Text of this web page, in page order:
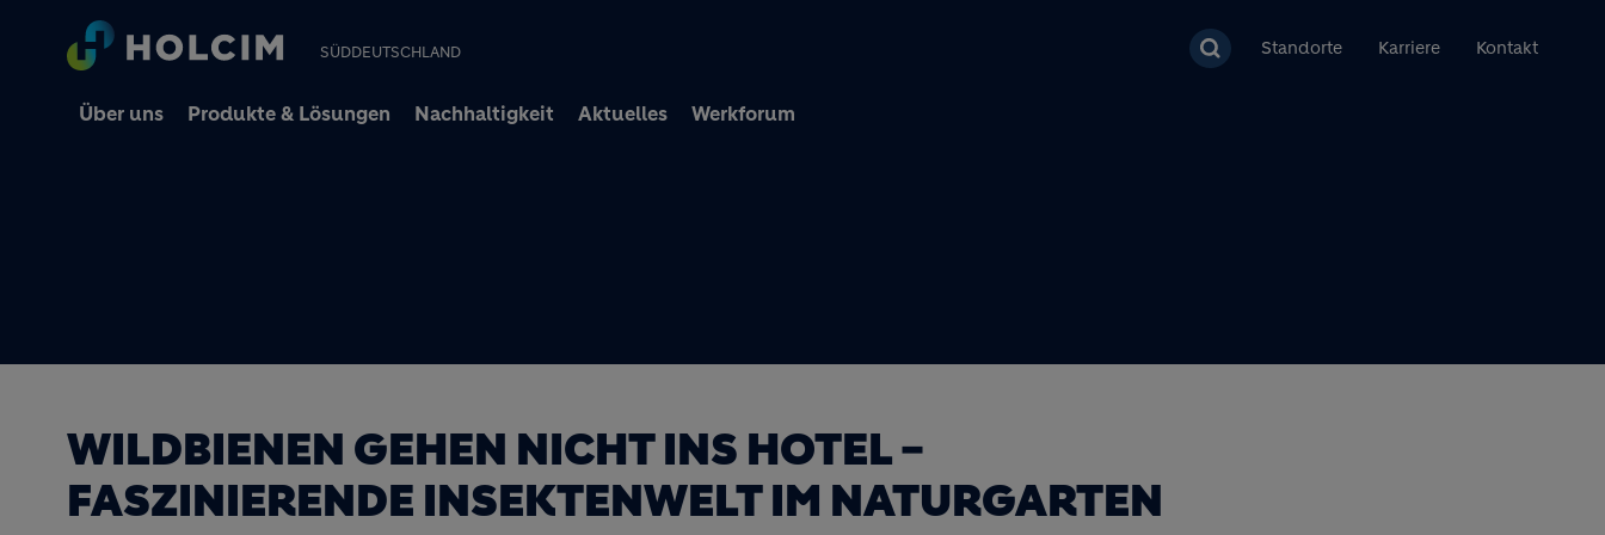
SÜDDEUTSCHLAND Standorte Karriere Kontakt
Über uns Produkte & Lösungen Nachhaltigkeit Aktuelles Werkforum
WILDBIENEN GEHEN NICHT INS HOTEL –
FASZINIERENDE INSEKTENWELT IM NATURGARTEN